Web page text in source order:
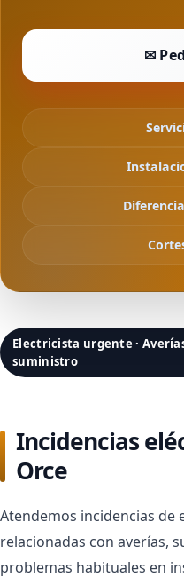
✉
Electricista urgente ·
suministro
Incidencias
Orce
Atendemos incidencias de
relacionadas con averías,
problemas habituales en